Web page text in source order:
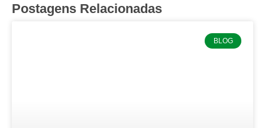
Postagens Relacionadas
BLOG